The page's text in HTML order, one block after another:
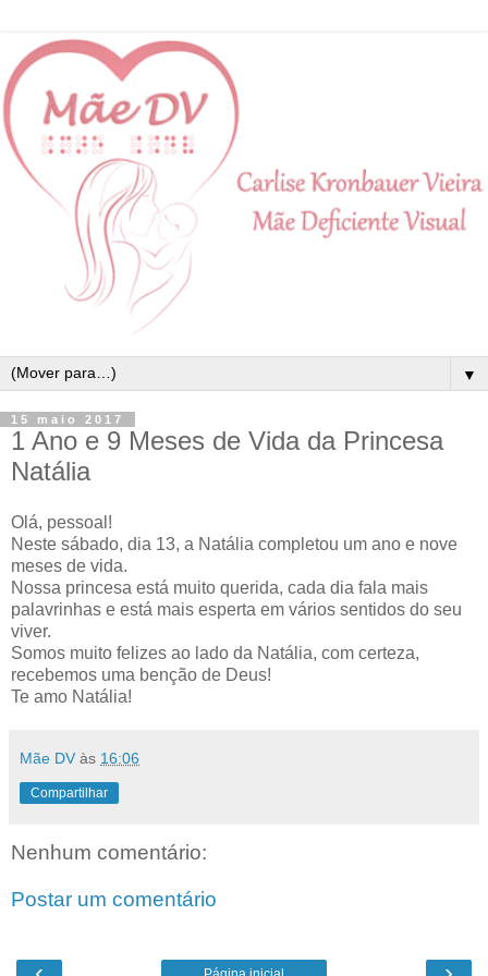
▼
15 maio 2017
1 Ano e 9 Meses de Vida da Princesa
Natália
Olá, pessoal!
Neste sábado, dia 13, a Natália completou um ano e nove
meses de vida.
Nossa princesa está muito querida, cada dia fala mais
palavrinhas e está mais esperta em vários sentidos do seu
viver.
Somos muito felizes ao lado da Natália, com certeza,
recebemos uma benção de Deus!
Te amo Natália!
Mãe DV às 16:06
Compartilhar
Nenhum comentário:
Postar um comentário